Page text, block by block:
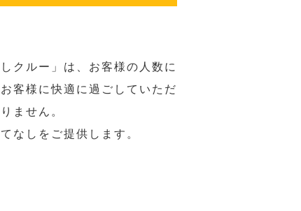
クルー」は、お客様の人数に
客様に快適に過ごしていただ
ません。
なしをご提供します。